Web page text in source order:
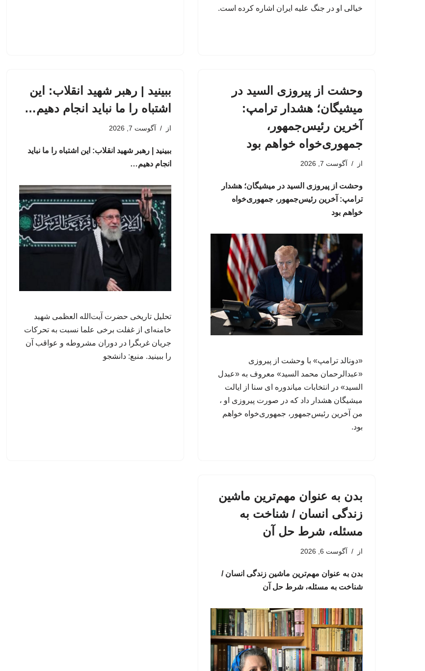
خیالی او در جنگ علیه ایران اشاره کرده است.
وحشت از پیروزی السید در
میشیگان؛ هشدار ترامپ:
آخرین رئیس‌جمهور،
جمهوری‌خواه خواهم بود
از آگوست 7, 2026
وحشت از پیروزی السید در میشیگان؛ هشدار
ترامپ: آخرین رئیس‌جمهور، جمهوری‌خواه
خواهم بود
«دونالد ترامپ» با وحشت از پیروزی
«عبدالرحمان محمد السید» معروف به «عبدل
السید» در انتخابات میاندوره ای سنا از ایالت
میشیگان هشدار داد که در صورت پیروزی او ،
من آخرین رئیس‌جمهور، جمهوری‌‍‌خواه خواهم
بود.
ببینید | رهبر شهید انقلاب: این
اشتباه را ما نباید انجام دهیم…
از آگوست 7, 2026
ببینید | رهبر شهید انقلاب: این اشتباه را ما نباید
انجام دهیم…
تحلیل تاریخی حضرت آیت‌الله العظمی شهید
خامنه‌ای از غفلت برخی علما نسبت به تحرکات
جریان غربگرا در دوران مشروطه و عواقب آن
را ببینید. منبع: دانشجو
بدن به عنوان مهم‌ترین ماشین
زندگی انسان / شناخت به
مسئله، شرط حل آن
از آگوست 6, 2026
بدن به عنوان مهم‌ترین ماشین زندگی انسان /
شناخت به مسئله، شرط حل آن